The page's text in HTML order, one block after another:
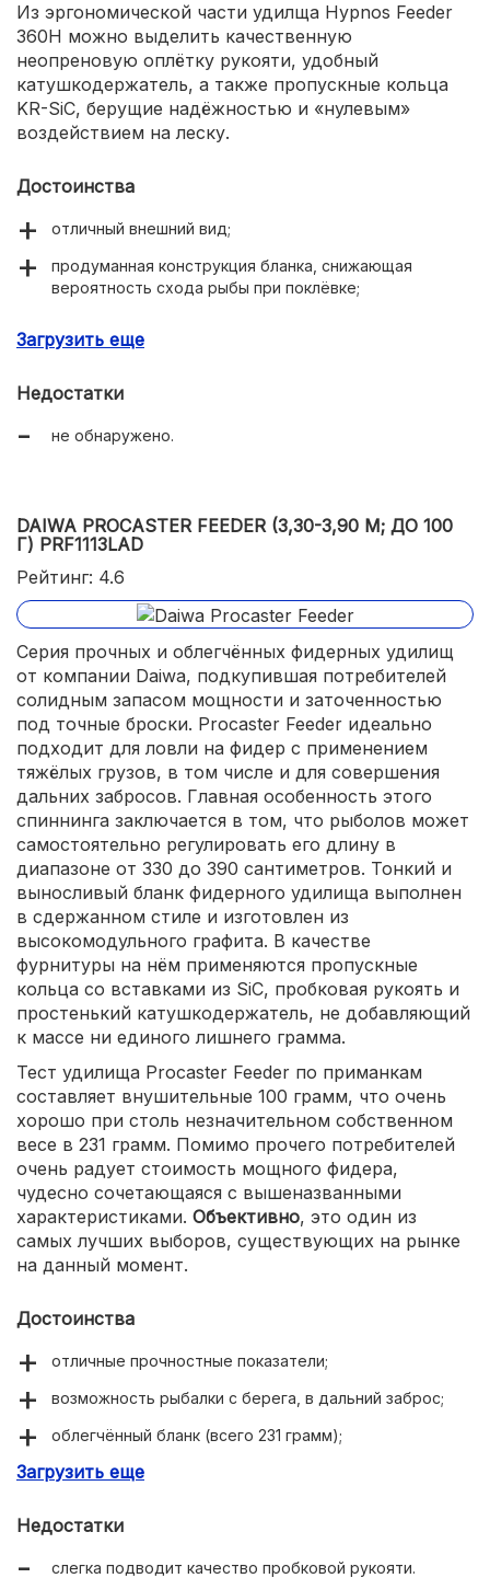
Из эргономической части удилща Hypnos Feeder
360H можно выделить качественную
неопреновую оплётку рукояти, удобный
катушкодержатель, а также пропускные кольца
KR-SiC, берущие надёжностью и «нулевым»
воздействием на леску.
Достоинства
отличный внешний вид;
продуманная конструкция бланка, снижающая
вероятность схода рыбы при поклёвке;
Загрузить еще
Недостатки
не обнаружено.
DAIWA PROCASTER FEEDER (3,30-3,90 М; ДО 100
Г) PRF1113LAD
Рейтинг: 4.6
Серия прочных и облегчённых фидерных удилищ
от компании Daiwa, подкупившая потребителей
солидным запасом мощности и заточенностью
под точные броски. Procaster Feeder идеально
подходит для ловли на фидер с применением
тяжёлых грузов, в том числе и для совершения
дальних забросов. Главная особенность этого
спиннинга заключается в том, что рыболов может
самостоятельно регулировать его длину в
диапазоне от 330 до 390 сантиметров. Тонкий и
выносливый бланк фидерного удилища выполнен
в сдержанном стиле и изготовлен из
высокомодульного графита. В качестве
фурнитуры на нём применяются пропускные
кольца со вставками из SiC, пробковая рукоять и
простенький катушкодержатель, не добавляющий
к массе ни единого лишнего грамма.
Тест удилища Procaster Feeder по приманкам
составляет внушительные 100 грамм, что очень
хорошо при столь незначительном собственном
весе в 231 грамм. Помимо прочего потребителей
очень радует стоимость мощного фидера,
чудесно сочетающаяся с вышеназванными
характеристиками. Объективно, это один из
самых лучших выборов, существующих на рынке
на данный момент.
Достоинства
отличные прочностные показатели;
возможность рыбалки с берега, в дальний заброс;
облегчённый бланк (всего 231 грамм);
низкая цена для технических кондиций фидера;
Загрузить еще
Недостатки
слегка подводит качество пробковой рукояти.